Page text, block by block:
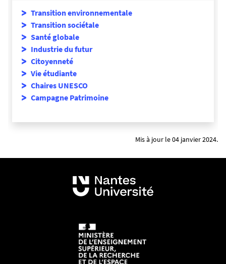
Transition environnementale
Transition sociétale
Santé globale
Industrie du futur
Citoyenneté
Vie étudiante
Chaires UNESCO
Campagne Patrimoine
Mis à jour le 04 janvier 2024.